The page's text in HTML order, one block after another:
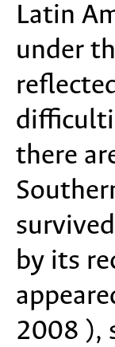
Latin
under
there
by its
2008 ),